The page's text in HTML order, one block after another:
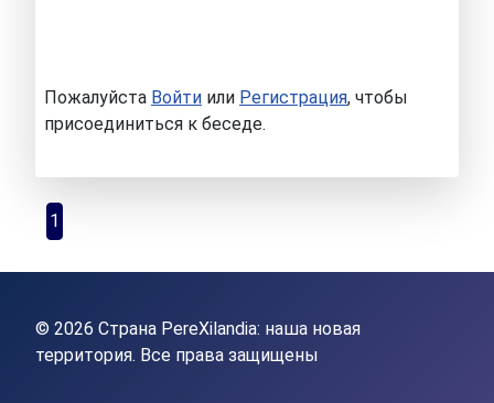
Пожалуйста Войти или Регистрация, чтобы
присоединиться к беседе.
1
© 2026 Страна PereXilandia: наша новая
территория. Все права защищены